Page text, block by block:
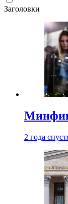
Заголовки
Минфин
2 года